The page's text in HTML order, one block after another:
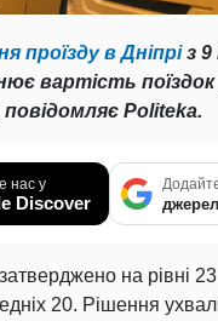
проїзду в Дніпріз 9
вартість
Politeka.
нас у
Discover
на рівні
20. Рішення